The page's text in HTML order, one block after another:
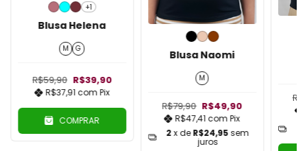
+1
Blusa Helena
M G
R$59,90 R$39,90
R$37,91 com Pix
COMPRAR
Blusa Naomi
M
R$79,90 R$49,90
R$47,41 com Pix
2 x deR$24,95 sem
juros